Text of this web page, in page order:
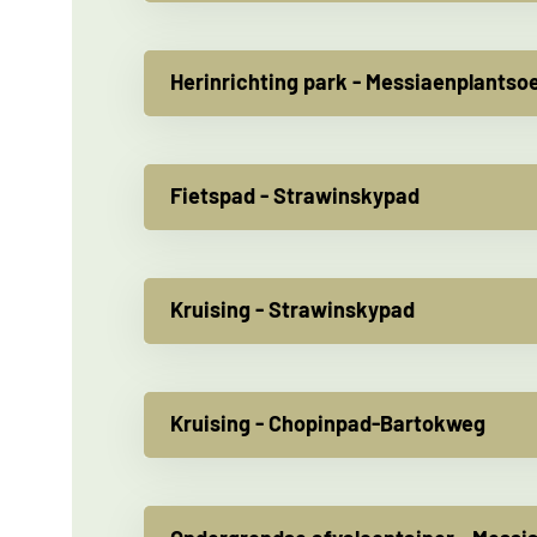
Herinrichting park -
Fietspad - Strawinskypad
Kruising - Strawinskypad
Kruising - Chopinpad-Bartokweg